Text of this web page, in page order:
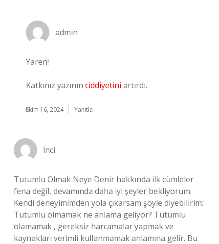
admin
Yaren!
Katkınız yazının ciddiyetini artırdı.
Ekim 16, 2024 Yanıtla
İnci
Tutumlu Olmak Neye Denir hakkında ilk cümleler
fena değil, devamında daha iyi şeyler bekliyorum.
Kendi deneyimimden yola çıkarsam şöyle diyebilirim:
Tutumlu olmamak ne anlama geliyor? Tutumlu
olamamak , gereksiz harcamalar yapmak ve
kaynakları verimli kullanmamak anlamına gelir. Bu